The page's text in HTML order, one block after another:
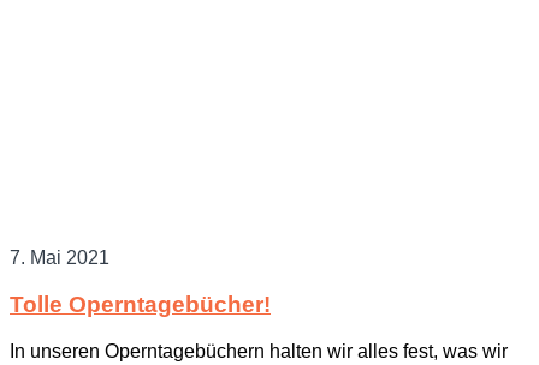
7. Mai 2021
Tolle Operntagebücher!
In unseren Operntagebüchern halten wir alles fest, was wir